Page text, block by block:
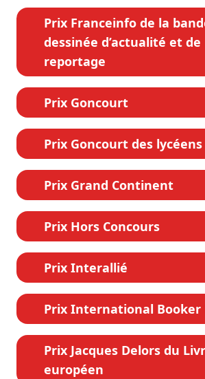
Prix Franceinfo de la
dessinée d’actualité et de
reportage
Prix Goncourt
Prix Goncourt des lycéens
Prix Grand Continent
Prix Hors Concours
Prix Interallié
Prix International Booker
Prix Jacques Delors du
européen